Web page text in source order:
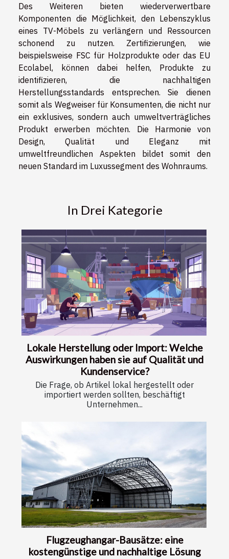
Des Weiteren bieten wiederverwertbare
Komponenten die Möglichkeit, den Lebenszyklus
eines TV-Möbels zu verlängern und Ressourcen
schonend zu nutzen. Zertifizierungen, wie
beispielsweise FSC für Holzprodukte oder das EU
Ecolabel, können dabei helfen, Produkte zu
identifizieren, die nachhaltigen
Herstellungsstandards entsprechen. Sie dienen
somit als Wegweiser für Konsumenten, die nicht nur
ein exklusives, sondern auch umweltverträgliches
Produkt erwerben möchten. Die Harmonie von
Design, Qualität und Eleganz mit
umweltfreundlichen Aspekten bildet somit den
neuen Standard im Luxussegment des Wohnraums.
In Drei Kategorie
Lokale Herstellung oder Import: Welche
Auswirkungen haben sie auf Qualität und
Kundenservice?
Die Frage, ob Artikel lokal hergestellt oder
importiert werden sollten, beschäftigt
Unternehmen...
Flugzeughangar-Bausätze: eine
kostengünstige und nachhaltige Lösung